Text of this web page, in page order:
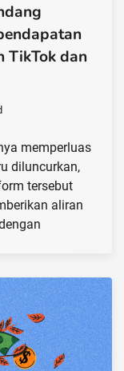
TikTok dan
memperluas
diluncurkan,
tersebut
aliran